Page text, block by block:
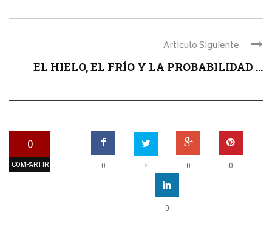
Articulo Siguiente
EL HIELO, EL FRÍO Y LA PROBABILIDAD ...
0
COMPARTIR 0 + 0 0
0